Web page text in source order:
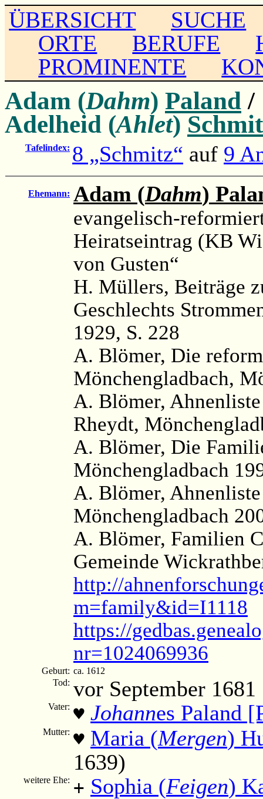
ÜBERSICHT
SUCHE
ORTE
BERUFE
PROMINENTE
Adam (Dahm) Paland /
Adelheid (Ahlet)
Tafelindex: 8 „Schmitz“ auf 9
Ehemann: Adam (Dahm)
evangelisch-
Heiratseintrag (KB
von Gusten“
H. Müllers, Beiträge
Geschlechts
1929, S. 228
A. Blömer, Die
Mönchengladbach,
A. Blömer,
Rheydt,
A. Blömer, Die
Mönchengladbach
A. Blömer,
Mönchengladbach
A. Blömer, Familien
Gemeinde
http://
m=family&id=I1118
https://
nr=1024069936
Geburt: ca. 1612
Tod: vor September 1681
Vater: ♥ Johannes Paland
Mutter: ♥ Maria (Mergen)
1639)
weitere Ehe: + Sophia (Feigen)